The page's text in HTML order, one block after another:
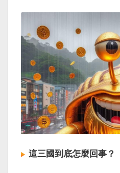
這三國到底怎麼回事？